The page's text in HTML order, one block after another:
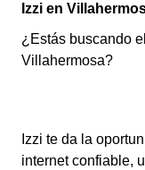
Izzi en
¿Estás buscando
Villahermosa?
Izzi te da la
internet confiable,